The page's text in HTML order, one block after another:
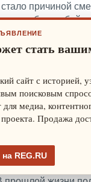
причиной
и были
подобные
магией грозят
успех
развивать
жизни вы
здоровью, но в
для дружбы и
в брак по
стать
сайт с историей,
поисковым
медиа,
Продажа
REG.RU